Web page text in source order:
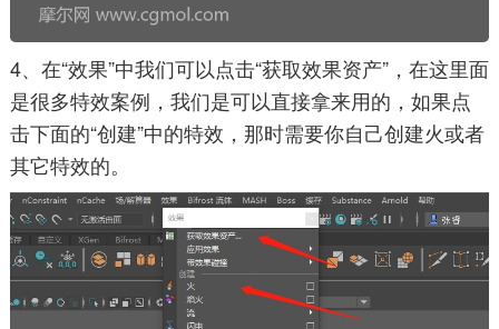
4、在“效果”中我们可以点击“获取效果资产”，在这里面
是很多特效案例，我们是可以直接拿来用的，如果点
击下面的“创建”中的特效，那时需要你自己创建火或者
其它特效的。